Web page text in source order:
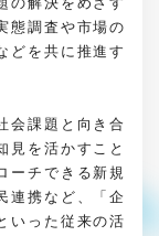
態調査や市場の
どを共に推進す
会課題と向き合
見を活かすこと
ーチできる新規
連携など、「企
いった従来の活